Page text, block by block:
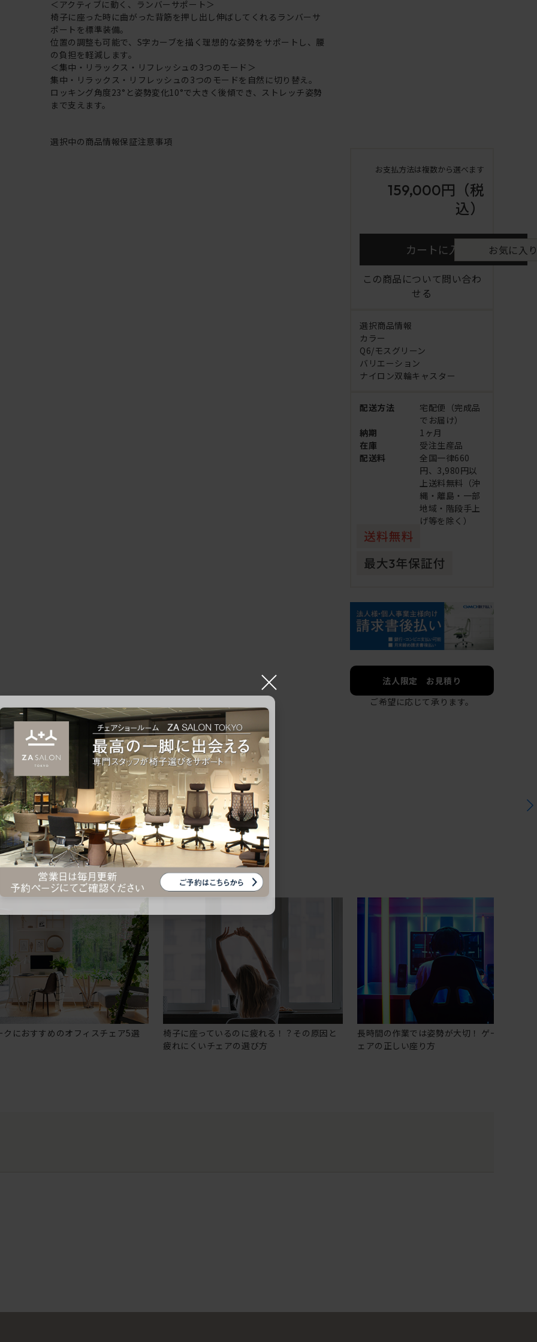
＜アクティブに動く、ランバーサポート＞
椅子に座った時に曲がった背筋を押し出し伸ばしてくれるランバーサ
ポートを標準装備。
位置の調整も可能で、S字カーブを描く理想的な姿勢をサポートし、腰
の負担を軽減します。
＜集中・リラックス・リフレッシュの3つのモード＞
集中・リラックス・リフレッシュの3つのモードを自然に切り替え。
ロッキング角度23°と姿勢変化10°で大きく後傾でき、ストレッチ姿勢
まで支えます。
選択中の商品情報保証注意事項
お支払方法は複数から選べます
159,000円 （税
込）
カートに入れる お気に入
この商品について問い合わ
せる
選択商品情報
カラー
Q6/モスグリーン
バリエーション
ナイロン双輪キャスター
配送方法
宅配便（完成品
でお届け）
納期
1ヶ月
在庫
受注生産品
配送料
全国一律660
円、3,980円以
上送料無料（沖
縄・離島・一部
地域・階段手上
げ等を除く）
法人限定 お見積り
ご希望に応じて承ります。
クにおすすめのオフィスチェア5選
椅子に座っているのに疲れる！？その原因と
疲れにくいチェアの選び方
長時間の作業では姿勢が大切！ ゲーミングチ
ェアの正しい座り方
×